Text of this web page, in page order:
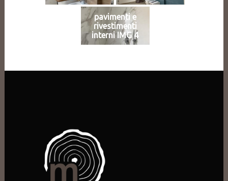
pavimenti e
rivestimenti
interni IMG 4